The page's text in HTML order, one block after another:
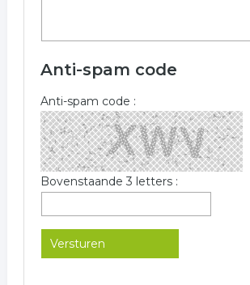
Anti-spam code
Anti-spam code :
Bovenstaande 3 letters :